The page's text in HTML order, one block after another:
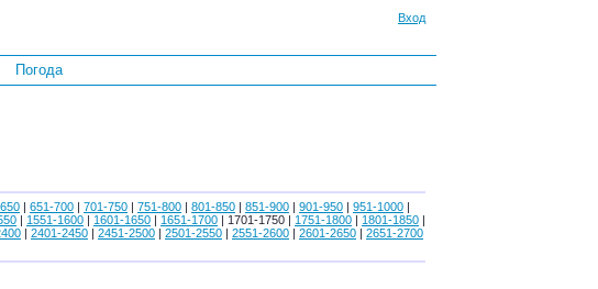
Вход
Погода
| 651-700 | 701-750 | 751-800 | 801-850 | 851-900 | 901-950 | 951-1000 |
| 1551-1600 | 1601-1650 | 1651-1700 | 1701-1750 | 1751-1800 | 1801-1850 |
| 2401-2450 | 2451-2500 | 2501-2550 | 2551-2600 | 2601-2650 | 2651-2700